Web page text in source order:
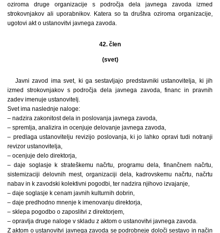
oziroma druge organizacije s področja dela javnega zavoda izmed
strokovnjakov ali uporabnikov. Katera so ta društva oziroma organizacije,
ugotovi akt o ustanovitvi javnega zavoda.
42. člen
(svet)
Javni zavod ima svet, ki ga sestavljajo predstavniki ustanovitelja, ki jih
izmed strokovnjakov s področja dela javnega zavoda, financ in pravnih
zadev imenuje ustanovitelj.
Svet ima naslednje naloge:
– nadzira zakonitost dela in poslovanja javnega zavoda,
– spremlja, analizira in ocenjuje delovanje javnega zavoda,
– predlaga ustanovitelju revizijo poslovanja, ki jo lahko opravi tudi notranji
revizor ustanovitelja,
– ocenjuje delo direktorja,
– daje soglasje k strateškemu načrtu, programu dela, finančnem načrtu,
sistemizaciji delovnih mest, organizaciji dela, kadrovskemu načrtu, načrtu
nabav in k zavodski kolektivni pogodbi, ter nadzira njihovo izvajanje,
– daje soglasje k cenam javnih kulturnih dobrin,
– daje predhodno mnenje k imenovanju direktorja,
– sklepa pogodbo o zaposlitvi z direktorjem,
– opravlja druge naloge v skladu z aktom o ustanovitvi javnega zavoda.
Z aktom o ustanovitvi javnega zavoda se podrobneje določi sestavo in način